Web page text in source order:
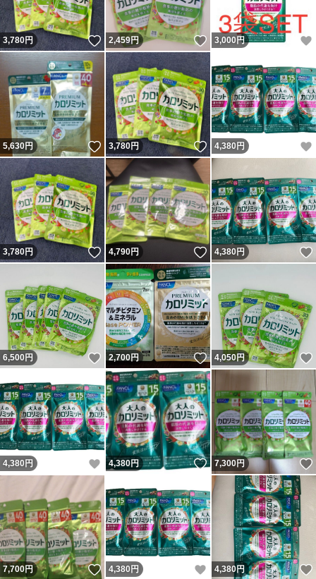
3,780円 いいね！
2,459円 いいね！
3,000 円
5,630円 いいね！
3,780円 いいね！
4,380 円
3,780円 いいね！
4,790円 いいね！
4,380円
6,500円 いいね！
2,700円 いいね！
4,050円
4,380 円 いいね！
4,380円 いいね！
7,300円
7,700円 いいね！
4,380 円 いいね！
4,380円